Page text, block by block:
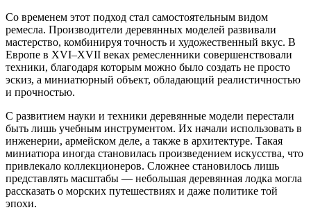
Со временем этот подход стал самостоятельным видом
ремесла. Производители деревянных моделей развивали
мастерство, комбинируя точность и художественный вкус. В
Европе в XVI–XVII веках ремесленники совершенствовали
техники, благодаря которым можно было создать не просто
эскиз, а миниатюрный объект, обладающий реалистичностью
и прочностью.
С развитием науки и техники деревянные модели перестали
быть лишь учебным инструментом. Их начали использовать в
инженерии, армейском деле, а также в архитектуре. Такая
миниатюра иногда становилась произведением искусства, что
привлекало коллекционеров. Сложнее становилось лишь
представлять масштабы — небольшая деревянная лодка могла
рассказать о морских путешествиях и даже политике той
эпохи.